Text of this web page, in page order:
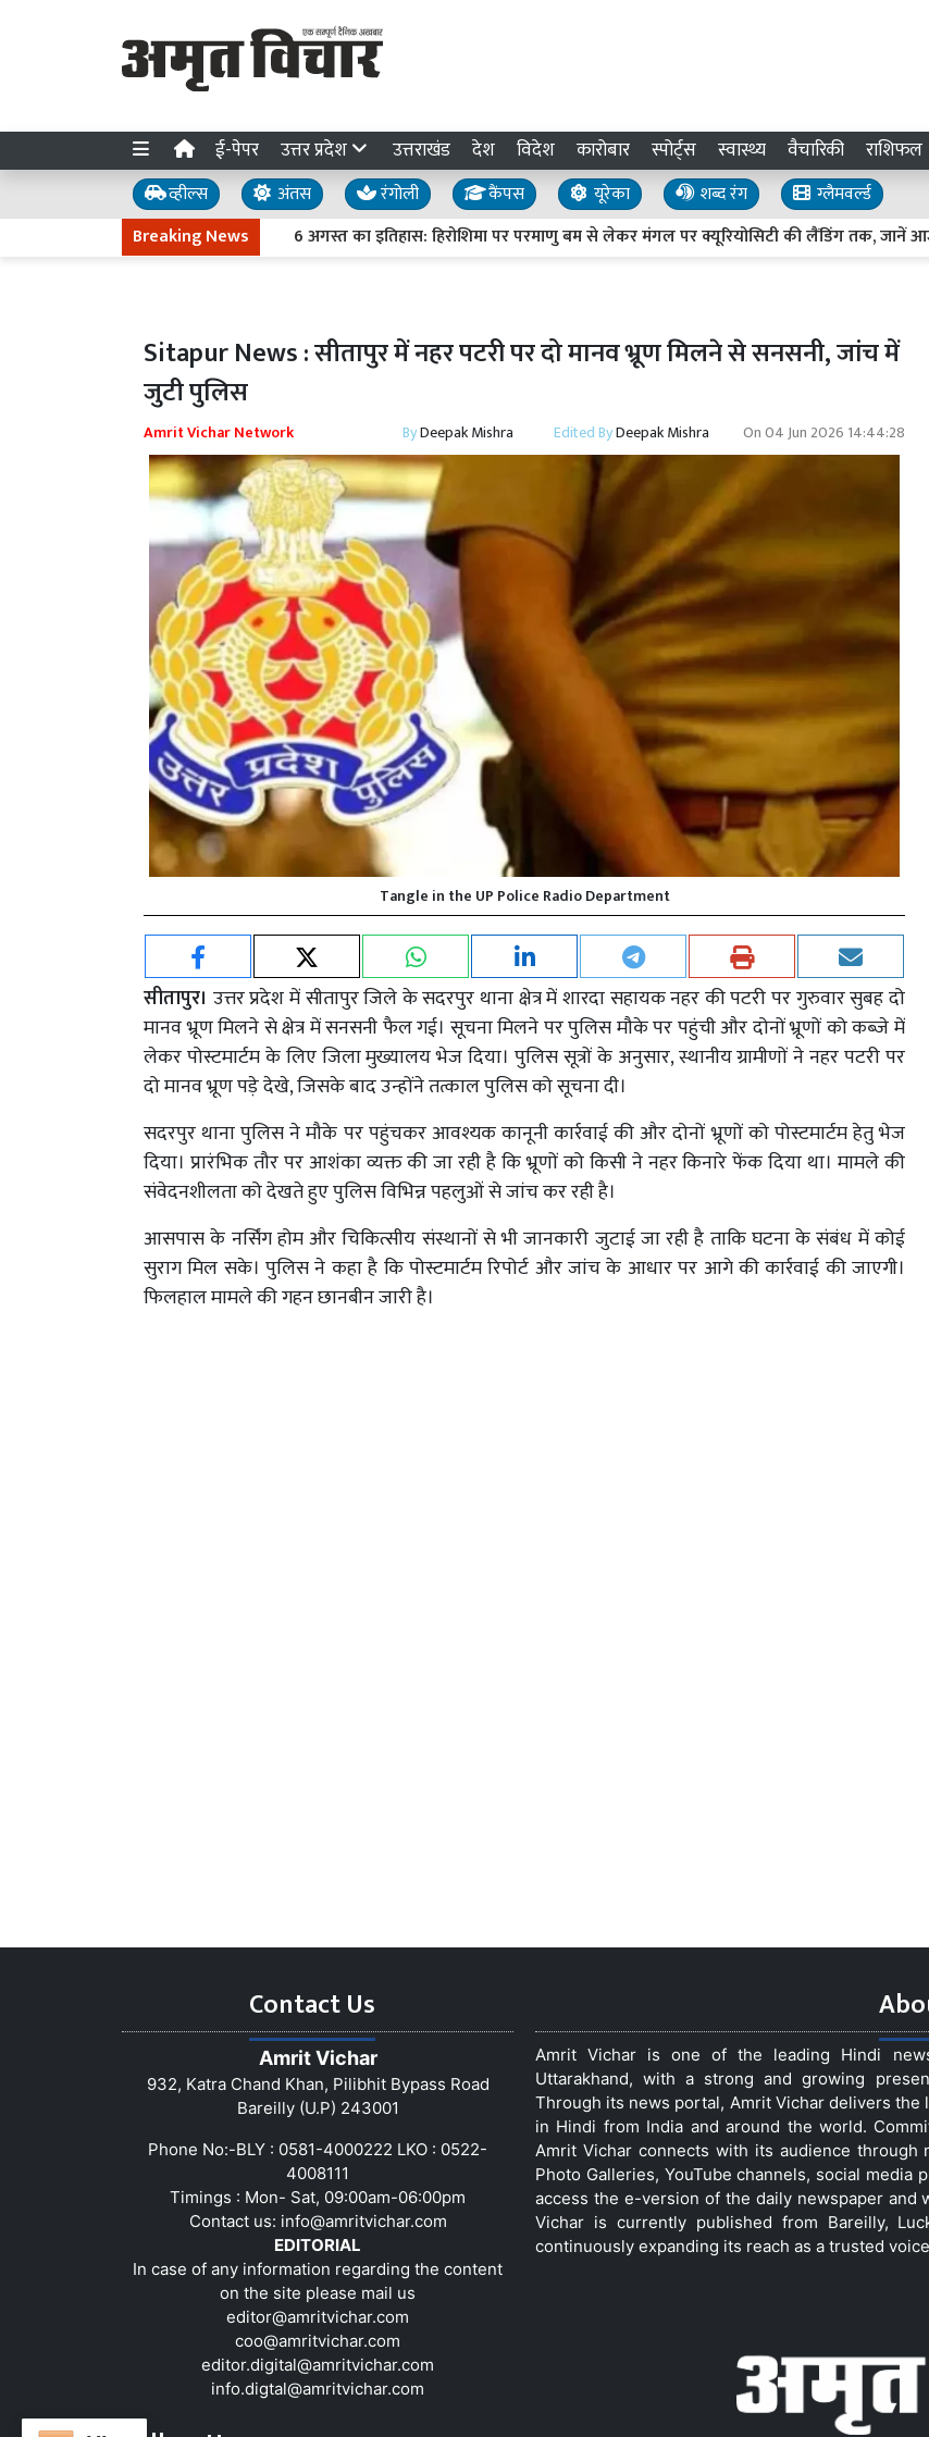
ई-पेपर उत्तर प्रदेश उत्तराखंड देश विदेश कारोबार स्पोर्ट्स स्वास्थ्य वैचारिकी राशिफल
व्हील्स अंतस रंगोली कैंपस यूरेका शब्द रंग
ग्लैमवर्ल्ड
Breaking News 6 अगस्त का इतिहास: हिरोशिमा पर परमाणु बम से लेकर मंगल पर क्यूरियोसिटी की लैंडिंग तक, जानें आज के
Sitapur News : सीतापुर में नहर पटरी पर दो मानव भ्रूण मिलने से सनसनी, जांच में
जुटी पुलिस
Amrit Vichar Network ByDeepak Mishra Edited ByDeepak Mishra On04 Jun 2026 14:44:28
Tangle in the UP Police Radio Department
सीतापुर। उत्तर प्रदेश में सीतापुर जिले के सदरपुर थाना क्षेत्र में शारदा सहायक नहर की पटरी पर गुरुवार सुबह दो
मानव भ्रूण मिलने से क्षेत्र में सनसनी फैल गई। सूचना मिलने पर पुलिस मौके पर पहुंची और दोनों भ्रूणों को कब्जे में
लेकर पोस्टमार्टम के लिए जिला मुख्यालय भेज दिया। पुलिस सूत्रों के अनुसार, स्थानीय ग्रामीणों ने नहर पटरी पर
दो मानव भ्रूण पड़े देखे, जिसके बाद उन्होंने तत्काल पुलिस को सूचना दी।
सदरपुर थाना पुलिस ने मौके पर पहुंचकर आवश्यक कानूनी कार्रवाई की और दोनों भ्रूणों को पोस्टमार्टम हेतु भेज
दिया। प्रारंभिक तौर पर आशंका व्यक्त की जा रही है कि भ्रूणों को किसी ने नहर किनारे फेंक दिया था। मामले की
संवेदनशीलता को देखते हुए पुलिस विभिन्न पहलुओं से जांच कर रही है।
आसपास के नर्सिंग होम और चिकित्सीय संस्थानों से भी जानकारी जुटाई जा रही है ताकि घटना के संबंध में कोई
सुराग मिल सके। पुलिस ने कहा है कि पोस्टमार्टम रिपोर्ट और जांच के आधार पर आगे की कार्रवाई की जाएगी।
फिलहाल मामले की गहन छानबीन जारी है।
Contact Us
Amrit Vichar
932, Katra Chand Khan, Pilibhit Bypass Road
Bareilly (U.P) 243001
Phone No:-BLY : 0581-4000222 LKO : 0522-
4008111
Timings : Mon- Sat, 09:00am-06:00pm
Contact us: info@amritvichar.com
EDITORIAL
In case of any information regarding the content
on the site please mail us
editor@amritvichar.com
coo@amritvichar.com
editor.digital@amritvichar.com
info.digtal@amritvichar.com
Amrit Vichar is one of the leading Hindi
Uttarakhand, with a strong and growing
Through its news portal, Amrit Vichar delivers
in Hindi from India and around the world.
Amrit Vichar connects with its audience through
Photo Galleries, YouTube channels, social media
access the e-version of the daily newspaper
Vichar is currently published from Bareilly,
continuously expanding its reach as a trusted